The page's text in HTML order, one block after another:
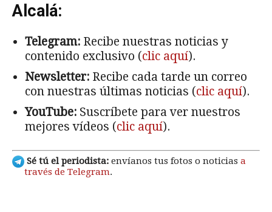
Alcalá:
Telegram: Recibe nuestras noticias y
contenido exclusivo (clic aquí).
Newsletter: Recibe cada tarde un correo
con nuestras últimas noticias (clic aquí).
YouTube: Suscríbete para ver nuestros
mejores vídeos (clic aquí).
Sé tú el periodista: envíanos tus fotos o noticias a
través de Telegram.